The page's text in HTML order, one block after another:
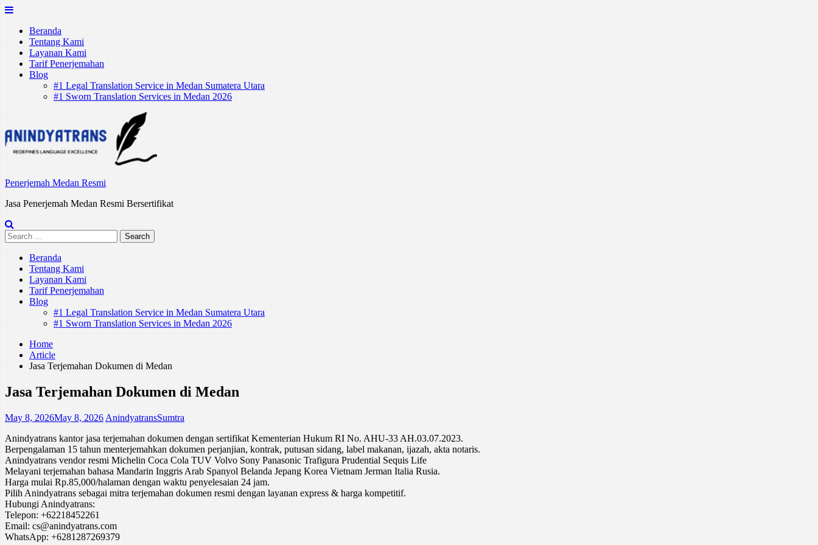
Skip
to
contentBeranda
Tentang Kami
Layanan Kami
Tarif Penerjemahan
Blog
#1 Legal Translation Service in Medan Sumatera Utara
#1 Sworn Translation Services in Medan 2026
Penerjemah Medan Resmi
Jasa Penerjemah Medan Resmi Bersertifikat
Search
for:
Beranda
Tentang Kami
Layanan Kami
Tarif Penerjemahan
Blog
#1 Legal Translation Service in Medan Sumatera Utara
#1 Sworn Translation Services in Medan 2026
Home
Article
Jasa Terjemahan Dokumen di Medan
Jasa Terjemahan Dokumen di Medan
May 8, 2026May 8, 2026 AnindyatransSumtra
Anindyatrans kantor jasa terjemahan dokumen dengan sertifikat Kementerian Hukum RI No. AHU-33 AH.03.07.2023.
Berpengalaman 15 tahun menterjemahkan dokumen perjanjian, kontrak, putusan sidang, label makanan, ijazah, akta notaris.
Anindyatrans vendor resmi Michelin Coca Cola TUV Volvo Sony Panasonic Trafigura Prudential Sequis Life
Melayani terjemahan bahasa Mandarin Inggris Arab Spanyol Belanda Jepang Korea Vietnam Jerman Italia Rusia.
Harga mulai Rp.85,000/halaman dengan waktu penyelesaian 24 jam.
Pilih Anindyatrans sebagai mitra terjemahan dokumen resmi dengan layanan express & harga kompetitif.
Hubungi Anindyatrans:
Telepon: +62218452261
Email: cs@anindyatrans.com
WhatsApp: +6281287269379